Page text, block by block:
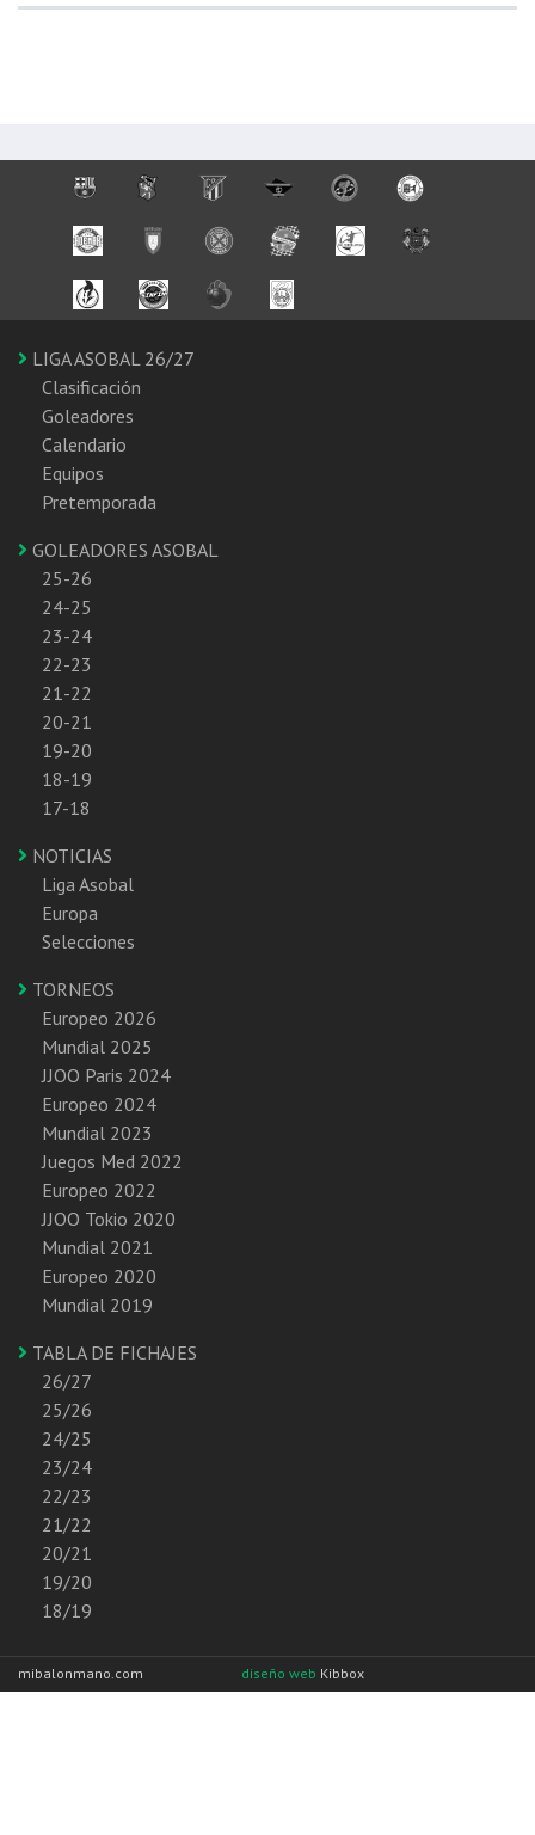
LIGA ASOBAL 26/27
Clasificación
Goleadores
Calendario
Equipos
Pretemporada
GOLEADORES ASOBAL
25-26
24-25
23-24
22-23
21-22
20-21
19-20
18-19
17-18
NOTICIAS
Liga Asobal
Europa
Selecciones
TORNEOS
Europeo 2026
Mundial 2025
JJOO Paris 2024
Europeo 2024
Mundial 2023
Juegos Med 2022
Europeo 2022
JJOO Tokio 2020
Mundial 2021
Europeo 2020
Mundial 2019
TABLA DE FICHAJES
26/27
25/26
24/25
23/24
22/23
21/22
20/21
19/20
18/19
mibalonmano.com diseño web Kibbox